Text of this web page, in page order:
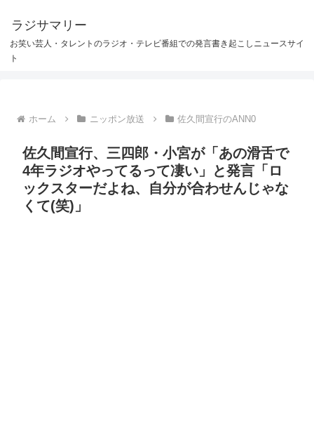
ラジサマリー
お笑い芸人・タレントのラジオ・テレビ番組での発言書き起こしニュースサイ
ト
ホーム ニッポン放送 佐久間宣行のANN0
佐久間宣行、三四郎・小宮が「あの滑舌で
4年ラジオやってるって凄い」と発言「ロ
ックスターだよね、自分が合わせんじゃな
くて(笑)」